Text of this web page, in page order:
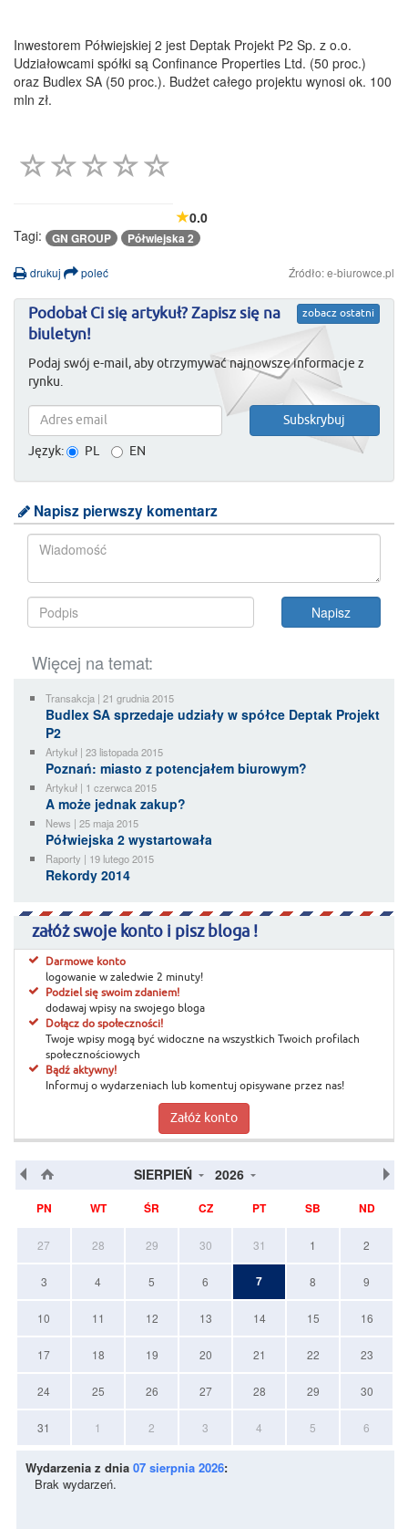
Inwestorem Półwiejskiej 2 jest Deptak Projekt P2 Sp. z o.o.
Udziałowcami spółki są Confinance Properties Ltd. (50 proc.)
oraz Budlex SA (50 proc.). Budżet całego projektu wynosi ok. 100
mln zł.
0.0
Tagi:
GN GROUP Półwiejska 2
drukuj poleć Źródło: e-biurowce.pl
zobacz ostatni
Podobał Ci się artykuł? Zapisz się na
biuletyn!
Podaj swój e-mail, aby otrzymywać najnowsze informacje z
rynku.
Język: PL EN
Napisz pierwszy komentarz
Więcej na temat:
Transakcja | 21 grudnia 2015
Budlex SA sprzedaje udziały w spółce Deptak Projekt
P2
Artykuł | 23 listopada 2015
Poznań: miasto z potencjałem biurowym?
Artykuł | 1 czerwca 2015
A może jednak zakup?
News | 25 maja 2015
Półwiejska 2 wystartowała
Raporty | 19 lutego 2015
Rekordy 2014
załóż swoje konto i pisz bloga !
Darmowe konto
logowanie w zaledwie 2 minuty!
Podziel się swoim zdaniem!
dodawaj wpisy na swojego bloga
Dołącz do społeczności!
Twoje wpisy mogą być widoczne na wszystkich Twoich profilach
społecznościowych
Bądź aktywny!
Informuj o wydarzeniach lub komentuj opisywane przez nas!
Załóż konto
SIERPIEŃ 2026
PN WT ŚR CZ PT SB ND
27 28 29 30 31 1 2
3 4 5 6 7 8 9
10 11 12 13 14 15 16
17 18 19 20 21 22 23
24 25 26 27 28 29 30
31 1 2 3 4 5 6
Wydarzenia z dnia 07 sierpnia 2026:
Brak wydarzeń.